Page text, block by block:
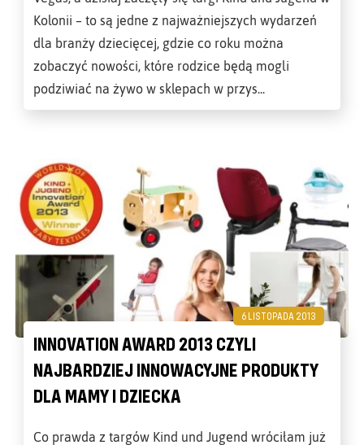
Kolonii – to są jedne z najważniejszych wydarzeń
dla branży dziecięcej, gdzie co roku można
zobaczyć nowości, które rodzice będą mogli
podziwiać na żywo w sklepach w przys...
6 LISTOPADA 2013
INNOVATION AWARD 2013 CZYLI
NAJBARDZIEJ INNOWACYJNE PRODUKTY
DLA MAMY I DZIECKA
Co prawda z targów Kind und Jugend wróciłam już